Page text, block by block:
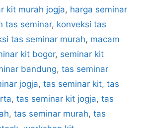
kit murah jogja, harga seminar
tas seminar, konveksi tas
tas seminar murah, macam
kit bogor, seminar kit
bandung, tas seminar
jogja, tas seminar kit, tas
, tas seminar kit jogja, tas
, tas seminar murah, tas